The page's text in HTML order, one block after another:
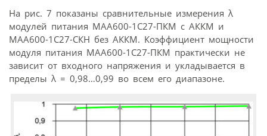
На рис. 7 показаны сравнительные измерения λ
модулей питания МАА600-1С27-ПКМ с АККМ и
МАА600-1С27-СКН без АККМ. Коэффициент мощности
модуля питания МАА600-1С27-ПКМ практически не
зависит от входного напряжения и укладывается в
пределы λ = 0,98…0,99 во всем его диапазоне.